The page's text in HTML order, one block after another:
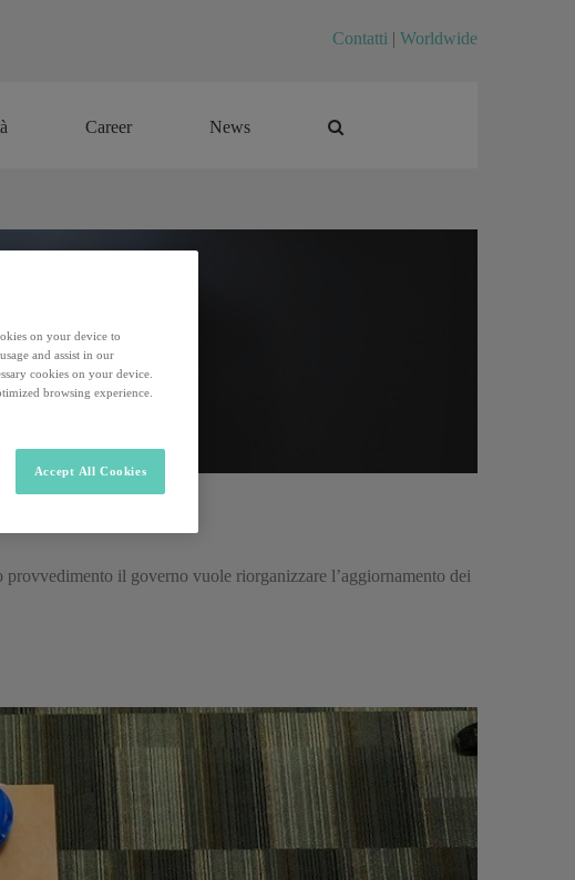
Contatti | Worldwide
Career News
il governo vuole riorganizzare l’aggiornamento dei
on your device to
and assist in our
cookies on your device.
browsing experience.
Accept All Cookies